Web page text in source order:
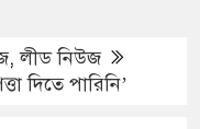
,লীড নিউজ
দিতে পারিনি’